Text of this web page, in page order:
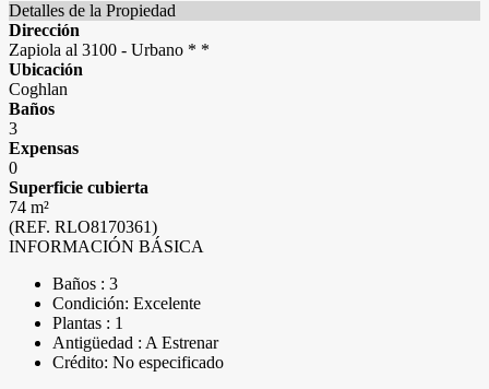
Detalles de la Propiedad
Dirección
Zapiola al 3100 - Urbano * *
Ubicación
Coghlan
Baños
3
Expensas
0
Superficie cubierta
74 m²
(REF. RLO8170361)
INFORMACIÓN BÁSICA
Baños : 3
Condición: Excelente
Plantas : 1
Antigüedad : A Estrenar
Crédito: No especificado